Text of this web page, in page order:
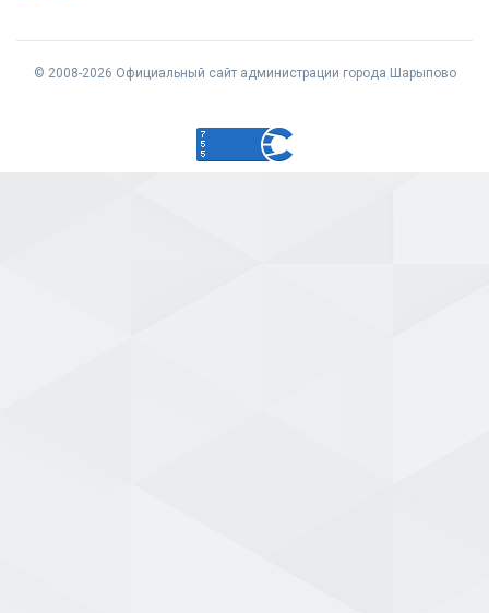
© 2008-2026 Официальный сайт администрации города Шарыпово